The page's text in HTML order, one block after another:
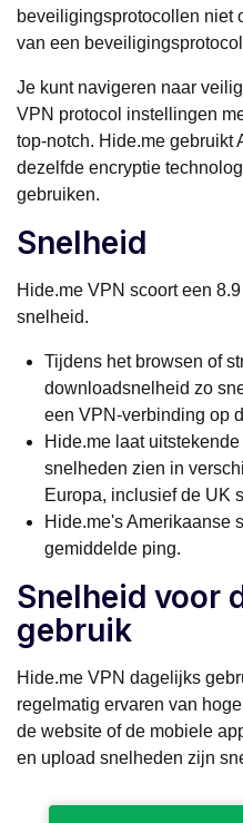
beveiligingsprotocollen niet
van een
Je kunt navigeren naar
VPN protocol instellingen
top-notch. Hide.me gebruikt
dezelfde encryptie
gebruiken.
Snelheid
Hide.me VPN scoort een
snelheid.
Tijdens het browsen of
downloadsnelheid zo
een VPN-verbinding op
Hide.me laat
snelheden zien in
Europa, inclusief de UK
Hide.me's Amerikaanse
gemiddelde ping.
Snelheid voor
gebruik
Hide.me VPN dagelijks
regelmatig ervaren van
de website of de mobiele
en upload snelheden zijn